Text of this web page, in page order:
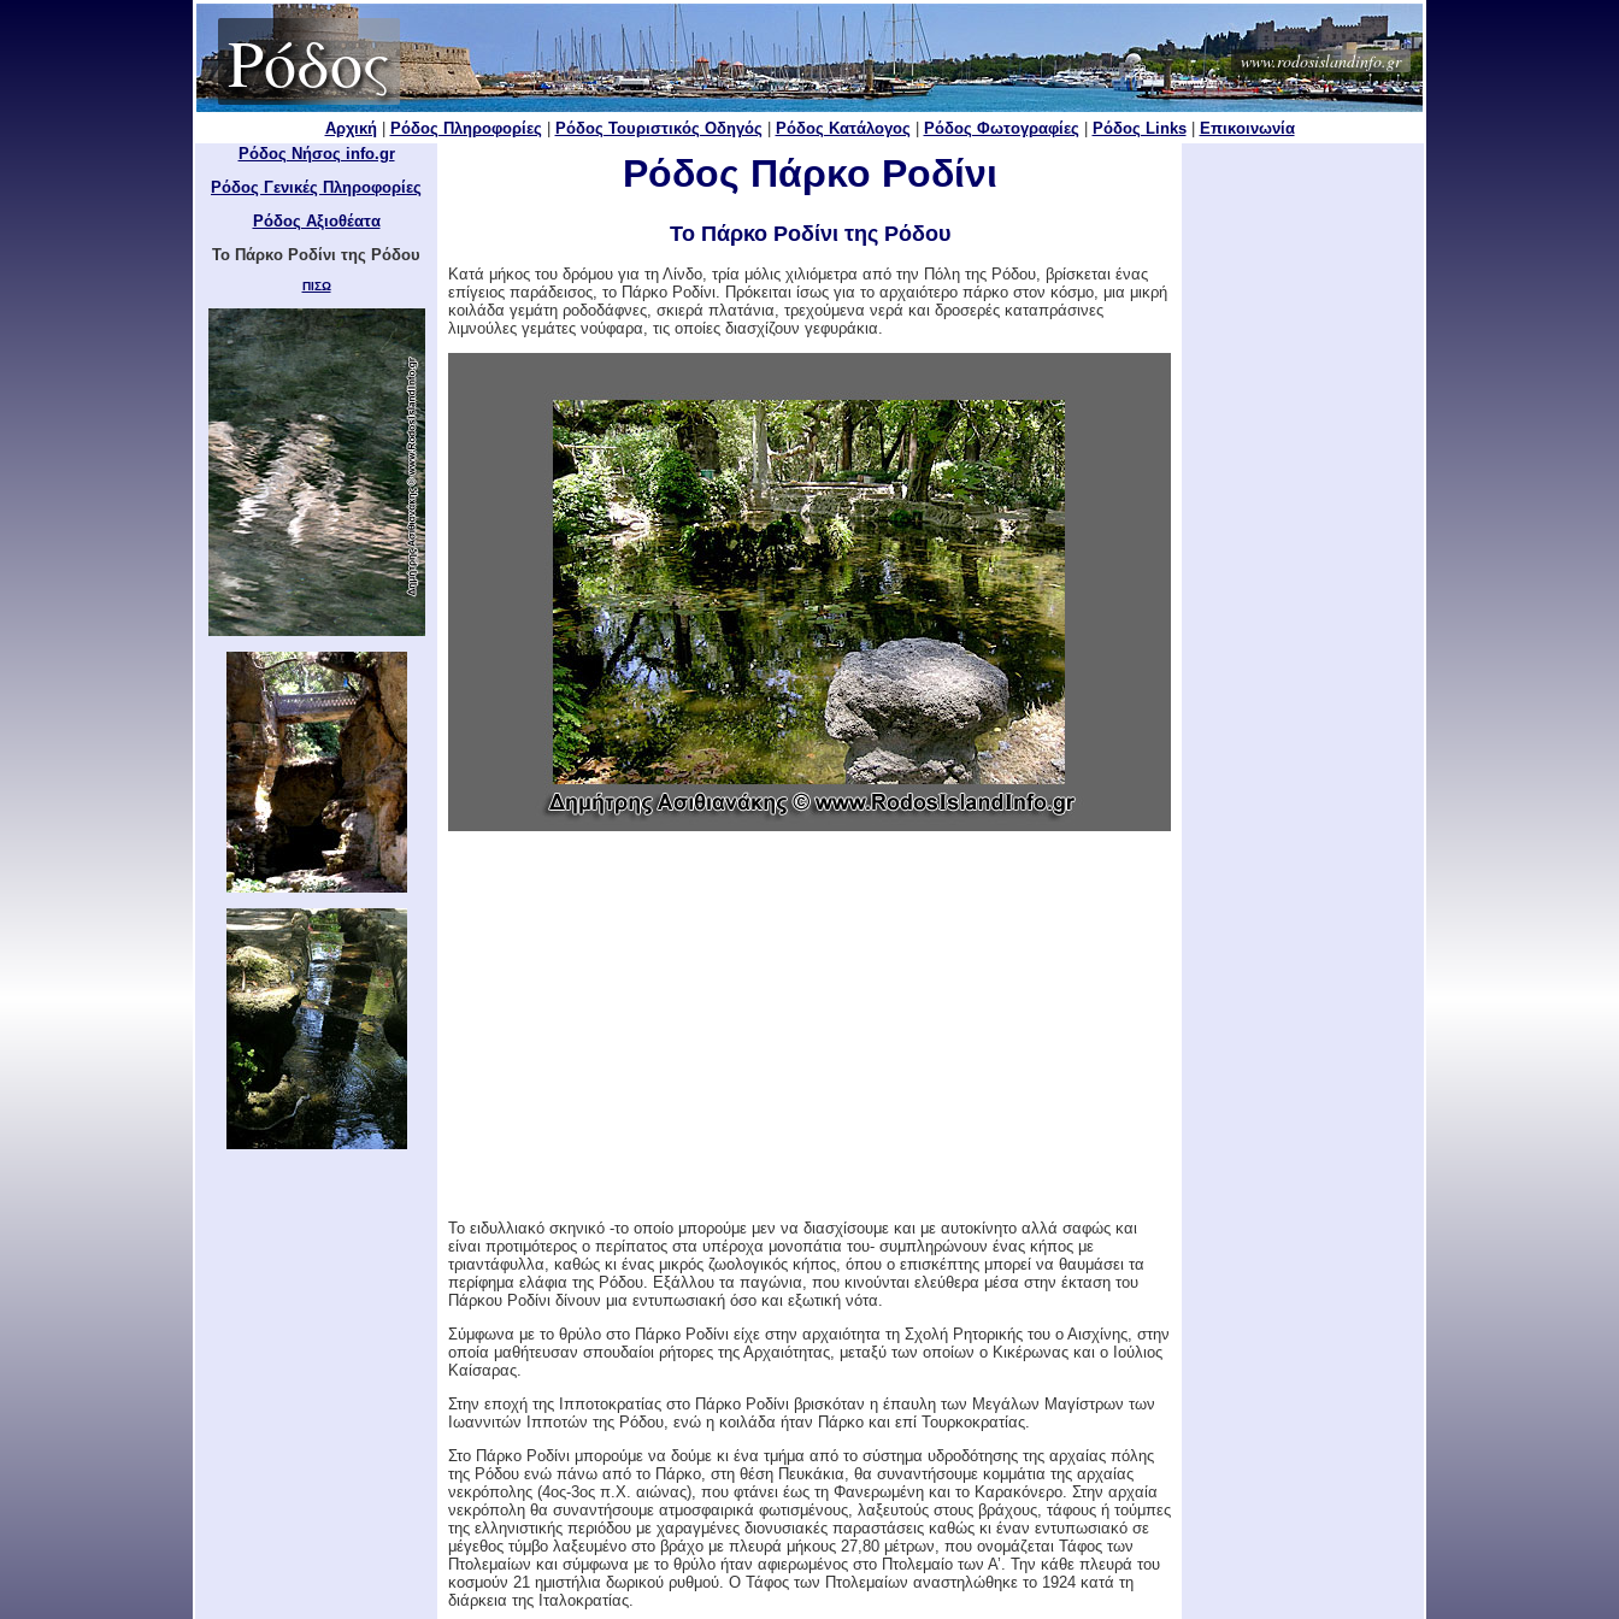
Ρόδος www.rodosislandinfo.gr
Αρχική| Ρόδος Πληροφορίες Ρόδος Τουριστικός Οδηγός Ρόδος Κατάλογος Ρόδος Φωτογραφίες Ρόδος Links|
Επικοινωνία
Ρόδος Νήσος info.gr
Ρόδος Γενικές Πληροφορίες
Ρόδος Αξιοθέατα
Το Πάρκο Ροδίνι της Ρόδου
ΠΙΣΩ
Ρόδος Πάρκο Ροδίνι
Το Πάρκο Ροδίνι της Ρόδου
Κατά μήκος του δρόμου για τη Λίνδο, τρία μόλις χιλιόμετρα από την Πόλη της Ρόδου, βρίσκεται ένας
επίγειος παράδεισος, το Πάρκο Ροδίνι. Πρόκειται ίσως για το αρχαιότερο πάρκο στον κόσμο, μια μικρή
κοιλάδα γεμάτη ροδοδάφνες, σκιερά πλατάνια, τρεχούμενα νερά και δροσερές καταπράσινες
λιμνούλες γεμάτες νούφαρα, τις οποίες διασχίζουν γεφυράκια.
Το ειδυλλιακό σκηνικό -το οποίο μπορούμε μεν να διασχίσουμε και με αυτοκίνητο αλλά σαφώς και
είναι προτιμότερος ο περίπατος στα υπέροχα μονοπάτια του- συμπληρώνουν ένας κήπος με
τριαντάφυλλα, καθώς κι ένας μικρός ζωολογικός κήπος, όπου ο επισκέπτης μπορεί να θαυμάσει τα
περίφημα ελάφια της Ρόδου. Εξάλλου τα παγώνια, που κινούνται ελεύθερα μέσα στην έκταση του
Πάρκου Ροδίνι δίνουν μια εντυπωσιακή όσο και εξωτική νότα.
Σύμφωνα με το θρύλο στο Πάρκο Ροδίνι είχε στην αρχαιότητα τη Σχολή Ρητορικής του ο Αισχίνης, στην
οποία μαθήτευσαν σπουδαίοι ρήτορες της Αρχαιότητας, μεταξύ των οποίων ο Κικέρωνας και ο Ιούλιος
Καίσαρας.
Στην εποχή της Ιπποτοκρατίας στο Πάρκο Ροδίνι βρισκόταν η έπαυλη των Μεγάλων Μαγίστρων των
Ιωαννιτών Ιπποτών της Ρόδου, ενώ η κοιλάδα ήταν Πάρκο και επί Τουρκοκρατίας.
Στο Πάρκο Ροδίνι μπορούμε να δούμε κι ένα τμήμα από το σύστημα υδροδότησης της αρχαίας πόλης
της Ρόδου ενώ πάνω από το Πάρκο, στη θέση Πευκάκια, θα συναντήσουμε κομμάτια της αρχαίας
νεκρόπολης (4ος-3ος π.Χ. αιώνας), που φτάνει έως τη Φανερωμένη και το Καρακόνερο. Στην αρχαία
νεκρόπολη θα συναντήσουμε ατμοσφαιρικά φωτισμένους, λαξευτούς στους βράχους, τάφους ή τούμπες
της ελληνιστικής περιόδου με χαραγμένες διονυσιακές παραστάσεις καθώς κι έναν εντυπωσιακό σε
μέγεθος τύμβο λαξευμένο στο βράχο με πλευρά μήκους 27,80 μέτρων, που ονομάζεται Τάφος των
Πτολεμαίων και σύμφωνα με το θρύλο ήταν αφιερωμένος στο Πτολεμαίο των Α’. Την κάθε πλευρά του
κοσμούν 21 ημιστήλια δωρικού ρυθμού. Ο Τάφος των Πτολεμαίων αναστηλώθηκε το 1924 κατά τη
διάρκεια της Ιταλοκρατίας.